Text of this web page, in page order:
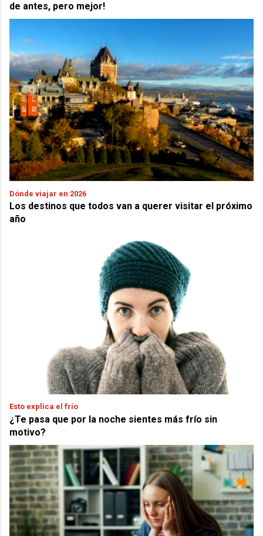
de antes, pero mejor!
Dónde viajar en 2026
Los destinos que todos van a querer visitar el próximo
año
Esto explica el frío
¿Te pasa que por la noche sientes más frío sin
motivo?